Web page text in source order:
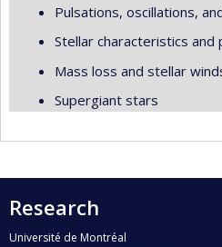
Pulsations, oscillations,
Stellar characteristics and
Mass loss and stellar
Supergiant stars
Research
Université de Montréal